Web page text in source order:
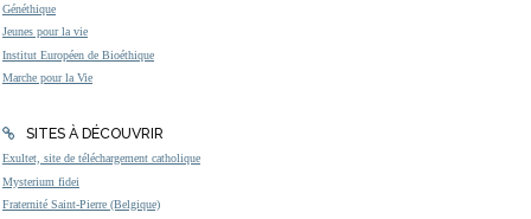
Généthique
Jeunes pour la vie
Institut Européen de Bioéthique
Marche pour la Vie
SITES À DÉCOUVRIR
Exultet, site de téléchargement catholique
Mysterium fidei
Fraternité Saint-Pierre (Belgique)